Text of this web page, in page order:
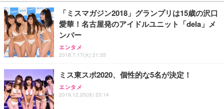
「ミスマガジン2018」グランプリは15歳の沢口
愛華！名古屋発のアイドルユニット「dela」メ
ンバー
エンタメ
2018.7.17(火) 21:35
ミス東スポ2020、個性的な5名が決定！
エンタメ
2019.12.25(水) 23:14